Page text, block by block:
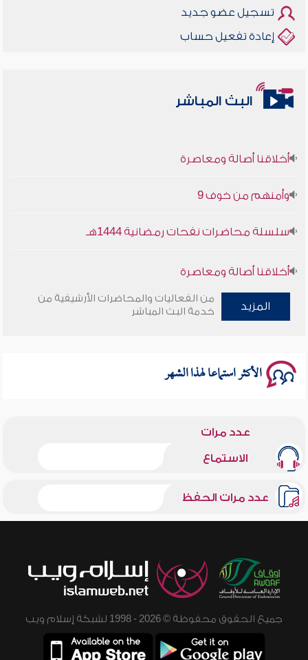
تسجيل عضو جديد
إعادة تفعيل حساب
البث المباشر
أخلاقنا أصالة ومعاصرة
وأمنهم من خوف 9
سلسلة محاضرات نفحات رمضانية 1444هـ
أخلاقنا أصالة ومعاصرة
وأمنهم من خوف 9
المزيد
من الفعاليات والمحاضرات الأرشيفية من
خدمة البث المباشر
الأكثر استماعا لهذا الشهر
عدد مرات
الاستماع
عدد مرات الحفظ
جميع الحقوق محفوظة © 2026 - 1998 لشبكة إسلام ويب